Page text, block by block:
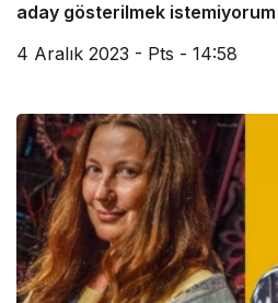
aday gösterilmek istemiyorum
4 Aralık 2023 - Pts - 14:58